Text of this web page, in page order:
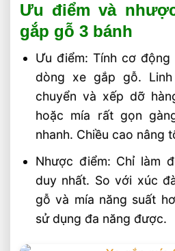
Ưu điểm và
gắp gỗ 3 bánh
Ưu điểm: Tính cơ
dòng xe gắp gỗ.
chuyển và xếp dỡ
hoặc mía rất gọn
nhanh. Chiều cao nâng
Nhược điểm: Chỉ làm
duy nhất. So với xúc
gỗ và mía năng suất
sử dụng đa năng được.